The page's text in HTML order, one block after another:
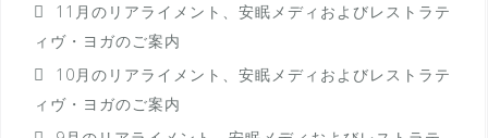
11月のリアライメント、安眠メディおよびレストラテ
ィヴ・ヨガのご案内
10月のリアライメント、安眠メディおよびレストラテ
ィヴ・ヨガのご案内